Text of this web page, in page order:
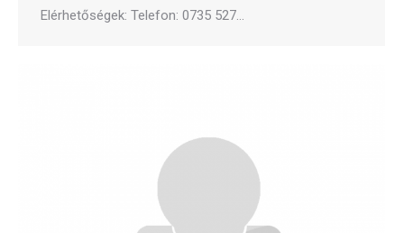
Elérhetőségek: Telefon: 0735 527…